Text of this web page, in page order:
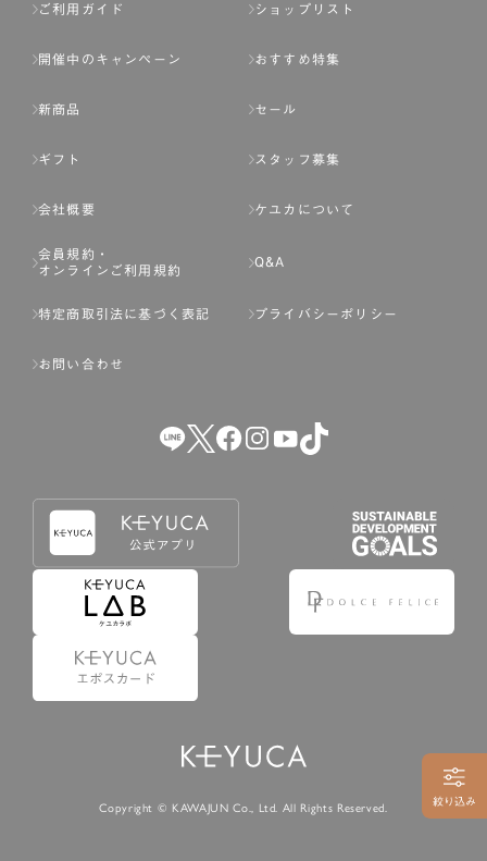
ご利用ガイド ショップリスト
開催中のキャンペーン おすすめ特集
新商品 セール
ギフト スタッフ募集
会社概要 ケユカについて
会員規約・
オンラインご利用規約
Q&A
特定商取引法に基づく表記 プライバシーポリシー
お問い合わせ
Copyright © KAWAJUN Co., Ltd. All Rights Reserved.